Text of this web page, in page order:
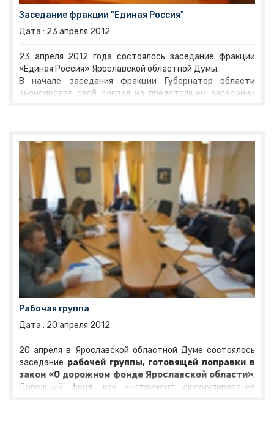
Заседание фракции "Единая Россия"
Дата : 23 апреля 2012
23 апреля 2012 года состоялось заседание фракции
«Единая Россия» Ярославской областной Думы.
В начале заседания фракции Губернатор области
анонсировал свой доклад на предстоящем заседании
поддержки сельских территорий, выделения средств
для ремонта внутридворовых территорий
многоквартирных домов, перспектив строительства
Карабулинской развязки и др.
Рабочая группа
Дата : 20 апреля 2012
20 апреля в Ярославской областной Думе состоялось
заседание рабочей группы, готовящей поправки в
закон «О дорожном фонде Ярославской области».
Дорожный фонд, как инструмент аккумулирования